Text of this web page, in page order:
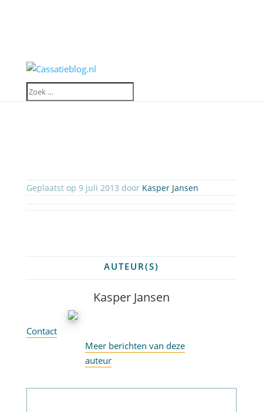
Geplaatst op 9 juli 2013 door Kasper Jansen
AUTEUR(S)
Kasper Jansen
Contact
Meer berichten van deze
auteur